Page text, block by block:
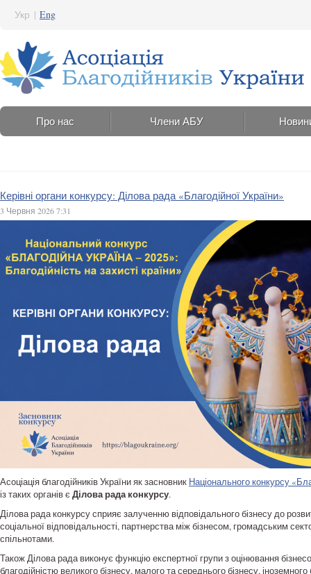
Укр | Eng
Про нас Члени АБУ
Керівні органи конкурсу: Ділова рада «Благодійної України»
3 Червня 2026 7:31
Асоціація благодійників України як засновник Національного конкурсу
із таких органів є Ділова рада конкурсу.
Ділова рада конкурсу сприяє залученню відповідального бізнесу до
соціальної відповідальності, партнерства між бізнесом, громадським
спільнотами.
Також Ділова рада виконує функцію експертної групи з оцінювання
благодійністю великого бізнесу, малого та середнього бізнесу,